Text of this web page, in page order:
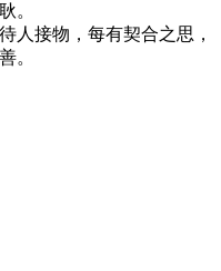
。
人接物，每有契合之思，
。